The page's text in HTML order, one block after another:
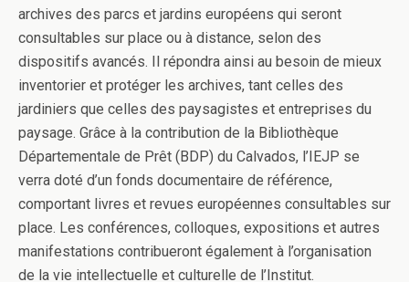
archives des parcs et jardins européens qui seront
consultables sur place ou à distance, selon des
dispositifs avancés. Il répondra ainsi au besoin de mieux
inventorier et protéger les archives, tant celles des
jardiniers que celles des paysagistes et entreprises du
paysage. Grâce à la contribution de la Bibliothèque
Départementale de Prêt (BDP) du Calvados, l’IEJP se
verra doté d’un fonds documentaire de référence,
comportant livres et revues européennes consultables sur
place. Les conférences, colloques, expositions et autres
manifestations contribueront également à l’organisation
de la vie intellectuelle et culturelle de l’Institut.